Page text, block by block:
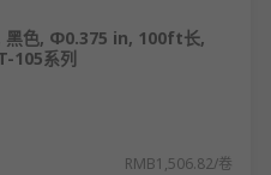
黑色, Φ0.375 in, 100ft长,
105系列
RMB1,506.82/卷